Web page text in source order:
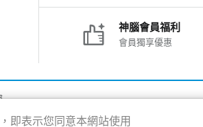
讓他人或與他人合用。
訊，每次登入連線完後，務必登出系統結束帳號
法使用或有任何安全性問題發生時，請您立即以
任，概與神腦無涉。
該等資料，則本公司將無法為您提供相關服務。
究分析等目的，本公司會紀錄使用者於本網站或
及在網站內所瀏覽網頁等資料，並對全體使用者行
定，取消或限制此項功能，但有可能會導致無法
行動裝置(包括但不限於手機、平板)的設定功能
會導致地理位置相關服務不正確。
神腦會員福利
會員獨享優惠
即表示您同意本網站使用